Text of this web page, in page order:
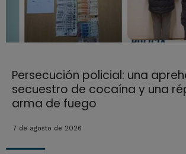
Persecución policial: una
secuestro de cocaína y una
arma de fuego
7 de agosto de 2026